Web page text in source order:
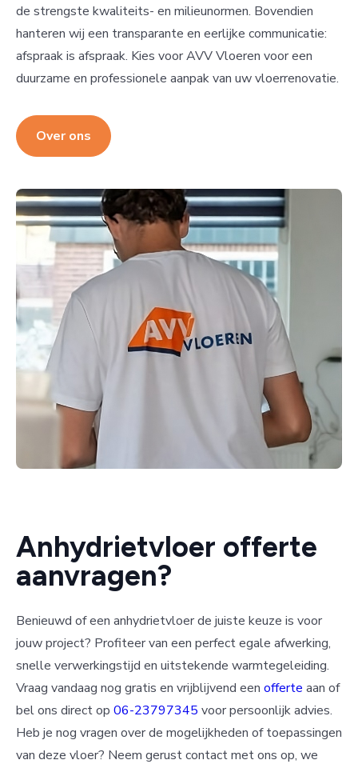
de strengste kwaliteits- en milieunormen. Bovendien
hanteren wij een transparante en eerlijke communicatie:
afspraak is afspraak. Kies voor AVV Vloeren voor een
duurzame en professionele aanpak van uw vloerrenovatie.
Over ons
Anhydrietvloer offerte
aanvragen?
Benieuwd of een anhydrietvloer de juiste keuze is voor
jouw project? Profiteer van een perfect egale afwerking,
snelle verwerkingstijd en uitstekende warmtegeleiding.
Vraag vandaag nog gratis en vrijblijvend een offerte aan of
bel ons direct op 06-23797345 voor persoonlijk advies.
Heb je nog vragen over de mogelijkheden of toepassingen
van deze vloer? Neem gerust contact met ons op, we